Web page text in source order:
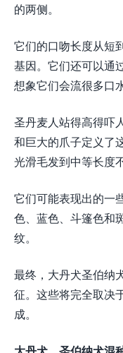
的两侧。
它们的口吻长度从短
基因。它们还可以
想象它们会流很多口水
圣丹麦人站得高得吓
和巨大的爪子定义了
光滑毛发到中等长度
它们可能表现出的一
色、蓝色、斗篷色和
纹。
最终，大丹犬圣伯纳
征。这些将完全取决
成。